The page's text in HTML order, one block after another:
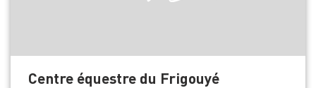
Centre équestre du Frigouyé